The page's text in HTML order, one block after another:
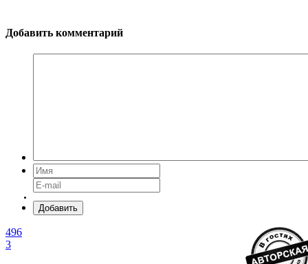
Добавить комментарий
Добавить
496
3